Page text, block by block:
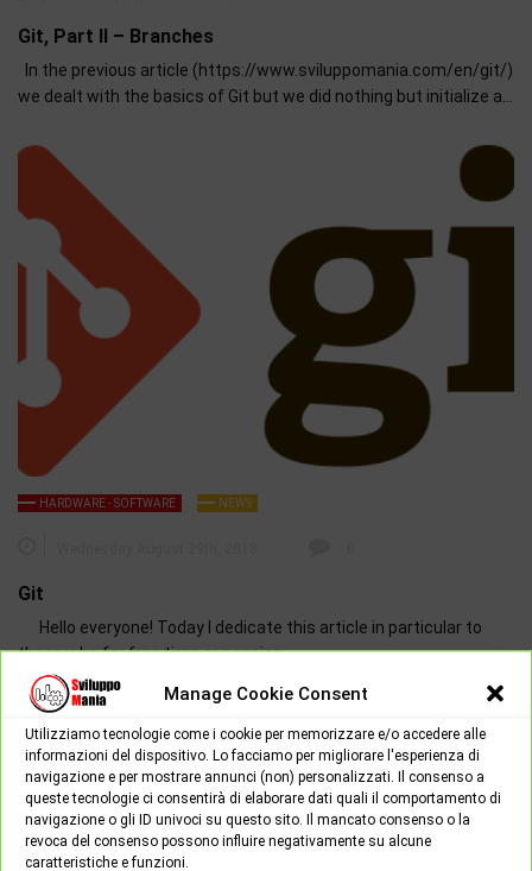
Manage Cookie Consent
Utilizziamo tecnologie come i cookie per memorizzare e/o accedere alle
informazioni del dispositivo. Lo facciamo per migliorare l'esperienza di
navigazione e per mostrare annunci (non) personalizzati. Il consenso a
queste tecnologie ci consentirà di elaborare dati quali il comportamento di
navigazione o gli ID univoci su questo sito. Il mancato consenso o la
revoca del consenso possono influire negativamente su alcune
caratteristiche e funzioni.
Git, Part II – Branches
In the previous article (https://www.sviluppomania.com/en/git/)
we dealt with the basics of Git but we did nothing but initialize a…
HARDWARE - SOFTWARE NEWS
Git
Hello everyone! Today I dedicate this article in particular to
those who for free time or passion…
Google Search
Search
for: